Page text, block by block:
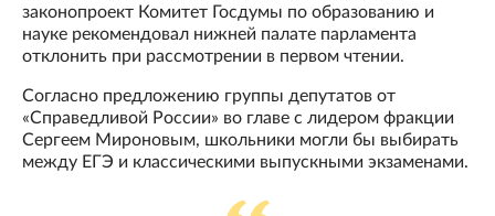
законопроект Комитет Госдумы по образованию и
науке рекомендовал нижней палате парламента
отклонить при рассмотрении в первом чтении.
Согласно предложению группы депутатов от
«Справедливой России» во главе с лидером фракции
Сергеем Мироновым, школьники могли бы выбирать
между ЕГЭ и классическими выпускными экзаменами.